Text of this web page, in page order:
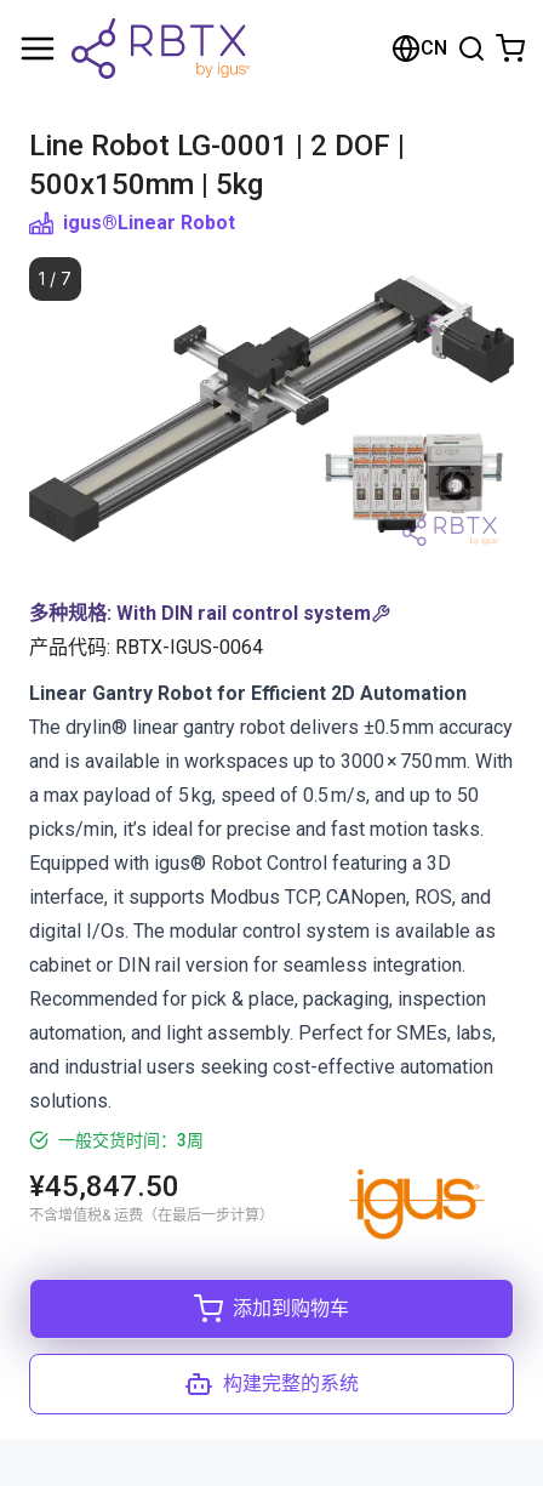
CN
Line Robot LG-0001 | 2 DOF |
500x150mm | 5kg
igus®Linear Robot
1 / 7
多种规格: With DIN rail control system
产品代码: RBTX-IGUS-0064
Linear Gantry Robot for Efficient 2D Automation
The drylin® linear gantry robot delivers ±0.5 mm accuracy
and is available in workspaces up to 3000 × 750 mm. With
a max payload of 5 kg, speed of 0.5 m/s, and up to 50
picks/min, it’s ideal for precise and fast motion tasks.
Equipped with igus® Robot Control featuring a 3D
interface, it supports Modbus TCP, CANopen, ROS, and
digital I/Os. The modular control system is available as
cabinet or DIN rail version for seamless integration.
Recommended for pick & place, packaging, inspection
automation, and light assembly. Perfect for SMEs, labs,
and industrial users seeking cost-effective automation
solutions.
一般交货时间：3周
¥45,847.50
不含增值税& 运费（在最后一步计算）
添加到购物车
构建完整的系统
购物车
浏览商店